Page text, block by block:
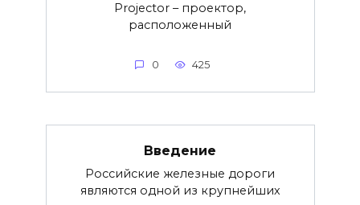
Projector – проектор,
расположенный
0 425
Введение
Российские железные дороги
являются одной из крупнейших